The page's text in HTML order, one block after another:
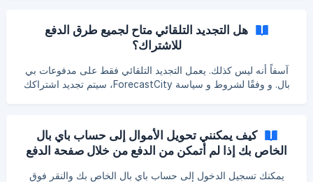
هل التجديد التلقائي متاح لجميع طرق الدفع
للاشتراك؟
آسفاً أنه ليس كذلك. يعمل التجديد التلقائي فقط على مدفوعات بي
بال. و وفقًا لشروط و سياسة ForecastCity، سيتم تجديد اشتراكك
كيف يمكنني تحويل الأموال إلى حساب باي بال
الخاص بك إذا لم أتمكن من الدفع من خلال صفحة الدفع
يمكنك تسجيل الدخول إلى حساب باي بال الخاص بك والنقر فوق